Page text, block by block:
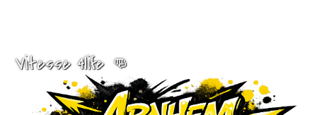
Vitesse 4life 👊